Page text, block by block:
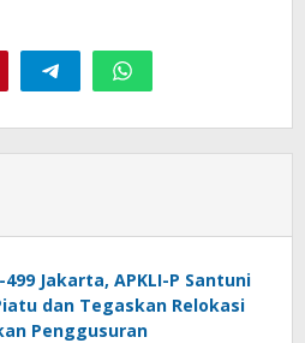
499 Jakarta, APKLI-P Santuni
dan Tegaskan Relokasi
Penggusuran